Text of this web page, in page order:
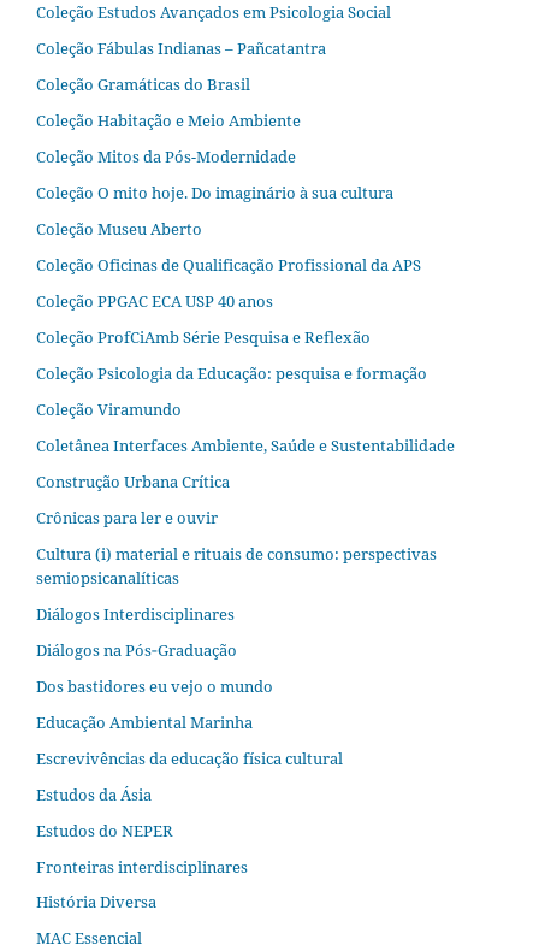
Coleção Estudos Avançados em Psicologia Social
Coleção Fábulas Indianas – Pañcatantra
Coleção Gramáticas do Brasil
Coleção Habitação e Meio Ambiente
Coleção Mitos da Pós-Modernidade
Coleção O mito hoje. Do imaginário à sua cultura
Coleção Museu Aberto
Coleção Oficinas de Qualificação Profissional da APS
Coleção PPGAC ECA USP 40 anos
Coleção ProfCiAmb Série Pesquisa e Reflexão
Coleção Psicologia da Educação: pesquisa e formação
Coleção Viramundo
Coletânea Interfaces Ambiente, Saúde e Sustentabilidade
Construção Urbana Crítica
Crônicas para ler e ouvir
Cultura (i) material e rituais de consumo: perspectivas
semiopsicanalíticas
Diálogos Interdisciplinares
Diálogos na Pós‐Graduação
Dos bastidores eu vejo o mundo
Educação Ambiental Marinha
Escrevivências da educação física cultural
Estudos da Ásia​
Estudos do NEPER
Fronteiras interdisciplinares
História Diversa
MAC Essencial